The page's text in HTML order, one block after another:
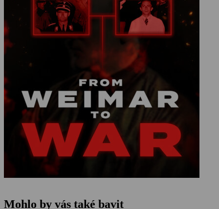
Mohlo by vás také bavit